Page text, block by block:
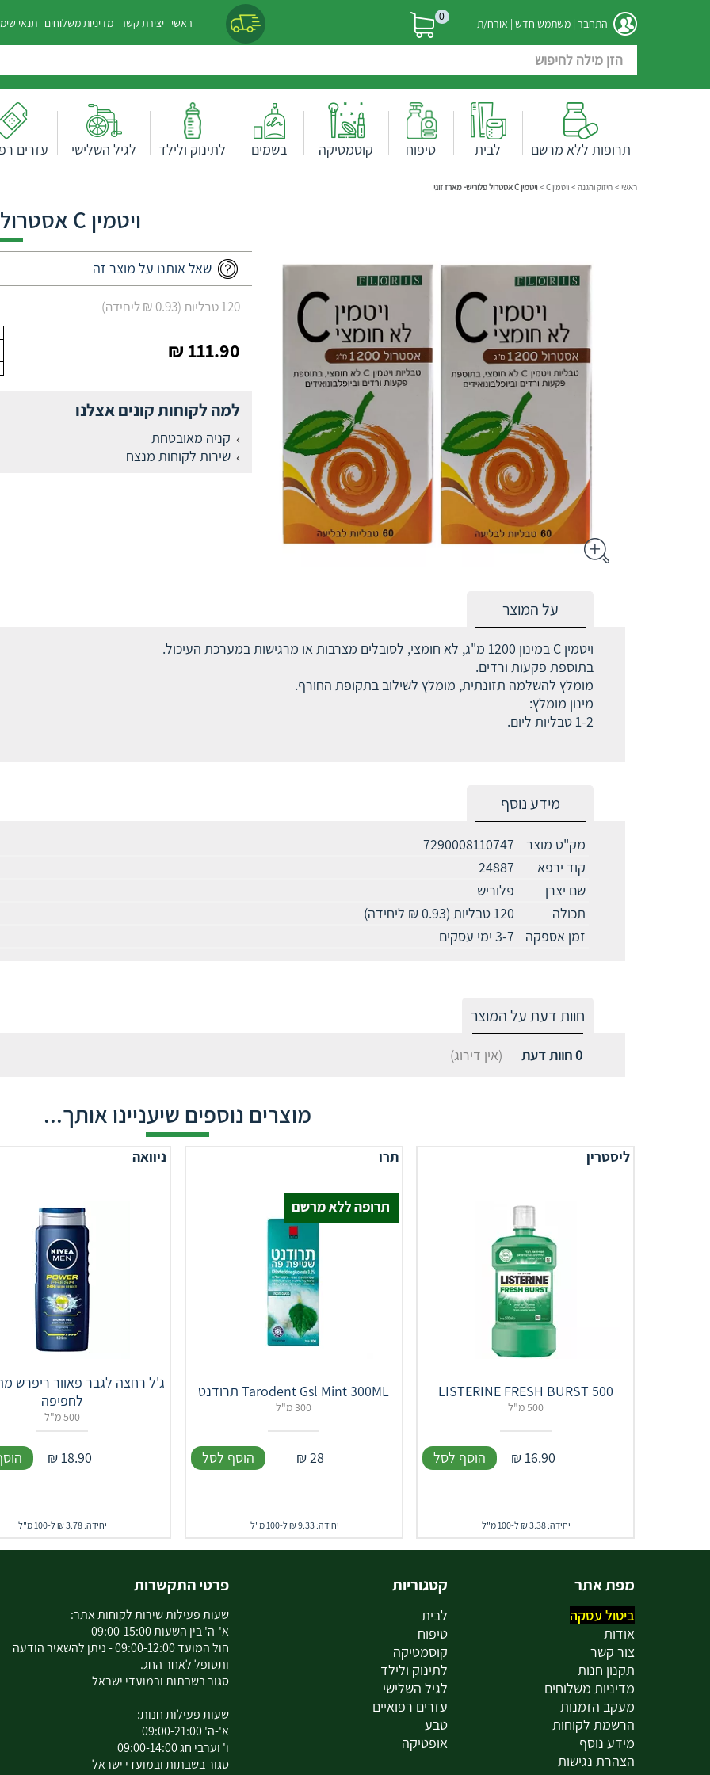
התחבר | משתמש חדש | אורח/ת 0 ראשי יצירת קשר מדיניות משלוחים תנאי
תרופות ללא מרשם לבית טיפוח קוסמטיקה בשמים לתינוק ולילד לגיל השלישי עזרים
ראשי > חיזוק והגנה > ויטמין C > ויטמין C אסטרול פלוריש- מארז זוגי
ויטמין C אסטרול פלוריש- מארז זוגי
שאל אותנו על מוצר זה
120 טבליות (0.93 ₪ ליחידה)
111.90 ₪
למה לקוחות קונים אצלנו
קניה מאובטחת
שירות לקוחות מנצח
על המוצר
ויטמין C במינון 1200 מ"ג, לא חומצי, לסובלים מצרבות או מרגישות במערכת העיכול.
בתוספת פקעות ורדים.
מומלץ להשלמה תזונתית, מומלץ לשילוב בתקופת החורף.
מינון מומלץ:
1-2 טבליות ליום.
מידע נוסף
מק"ט מוצר
7290008110747
קוד ירפא
24887
שם יצרן
פלוריש
תכולה
120 טבליות (0.93 ₪ ליחידה)
זמן אספקה
3-7 ימי עסקים
חוות דעת על המוצר
0חוות דעת (אין דירוג)
מוצרים נוספים שיעניינו אותך...
ליסטרין
LISTERINE FRESH BURST 500
500 מ"ל
16.90
₪ הוסף לסל
יחידה: 3.38 ₪ ל-100 מ"ל
תרו
Tarodent Gsl Mint 300ML תרודנט
300 מ"ל
28
₪ הוסף לסל
יחידה: 9.33 ₪ ל-100 מ"ל
ניוואה
ג'ל רחצה לגבר פאוור ריפרש
לחפיפה
500 מ"ל
18.90
₪
יחידה: 3.78 ₪ ל-100 מ"ל
מפת אתר
ביטול עסקה
אודות
צור קשר
תקנון חנות
מדיניות משלוחים
מעקב הזמנות
הרשמת לקוחות
מידע נוסף
הצהרת נגישות
קטגוריות
לבית
טיפוח
קוסמטיקה
לתינוק ולילד
לגיל השלישי
עזרים רפואיים
טבע
אופטיקה
פרטי התקשרות
שעות פעילות שירות לקוחות אתר:
א'-ה' בין השעות 09:00-15:00
חול המועד 09:00-12:00 - ניתן להשאיר הודעה
ותטופל לאחר החג.
סגור בשבתות ובמועדי ישראל
שעות פעילות חנות:
א'-ה' 09:00-21:00
ו' וערבי חג 09:00-14:00
סגור בשבתות ובמועדי ישראל